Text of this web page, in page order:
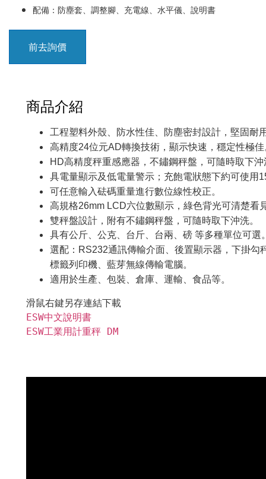
配備：防塵套、調整腳、充電線、水平儀、說明書
前去詢價
商品介紹
工程塑料外殼、防水性佳、防塵密封設計，堅固耐
高精度24位元AD轉換技術，顯示快速，穩定性極佳
HD高精度秤重感應器，不鏽鋼秤盤，可隨時取下沖
具電量顯示及低電量警示；充飽電狀態下約可使用
可任意輸入砝碼重量進行數位線性校正。
高規格26mm LCD六位數顯示，綠色背光可清楚看
雙秤盤設計，附有不鏽鋼秤盤，可隨時取下沖洗。
具有公斤、公克、台斤、台兩、磅 等多種單位可選
選配： RS232通訊傳輸介面、後置顯示器，下掛勾
標籤列印機、藍芽無線傳輸電腦。
適用於生產、包裝、倉庫、運輸、食品等。
ESW中文說明書
ESW工業用計重秤 DM